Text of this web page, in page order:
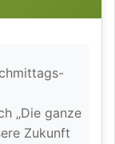
„Die ganze
Zukunft